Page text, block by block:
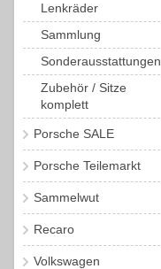
Lenkräder
Sammlung
Sonderausstattungen
Zubehör / Sitze
komplett
Porsche SALE
Porsche Teilemarkt
Sammelwut
Recaro
Volkswagen